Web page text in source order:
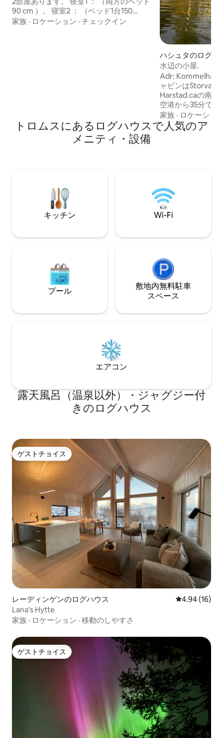
90 cm ）。 寝室2 ： （ベッド1台150
cm、90 cm 1台、75 cm 1台）。 バスルー
す。 季節限定営業時間帯のレストラン・
バーがあります。 地元の食料品店まで5
kmです。 冬には、地元のハスキー農場で
川、フィヨルドでの釣りは非常に人気が
あります。 昼夜のため、昼夜を問わずこ
れを行うこともできます。 トロムソの国
際空港までわずか70 kmです。 ナルビク
す。 土曜日を除き、毎日地元のバスが運
す。 自然の中でくつろげる場所です。 外
に座って空を横切るオーロラを眺めるの
に最適です。 家のオーナーは近くに住ん
でおり、英語とドイツ語を話します。 ご
う努めてまいります。
家族 · ロケーション · チェックイン
ハシュタのログハ
水辺の小屋.
Adr:
ャビンはStorvann
Harstad.caの南に
空港から35分で
ブルベッド付きの
にはダブルベッド
ムにはCinderella
りません。 民間駐車場があります。 キャ
ビンは夏季にレン
家族 · ロケーショ
トロムスにあるログハウスで人気のア
メニティ・設備
キッチン Wi-Fi
プール
敷地内無料駐⁠車
ス⁠ペ⁠ー⁠ス
エアコン
露天風呂（温泉以外）・ジャグジー付
きのログハウス
ゲストチョイス
ゲストチョイス
レーディンゲンのログハウス レビュー16
4.94 (16)
Lana's Hytte
家族 · ロケーション · 移動のしやすさ
ゲストチョイス
ゲストチョイス